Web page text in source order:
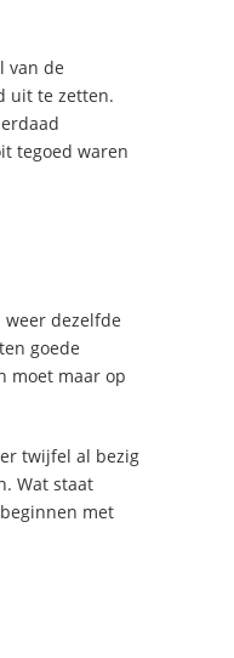
van de
uit te zetten.
tegoed waren
weer dezelfde
goede
moet maar op
twijfel al bezig
Wat staat
met